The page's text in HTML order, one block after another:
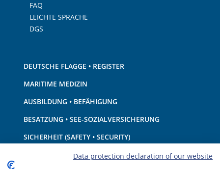
FAQ
LEICHTE SPRACHE
DGS
DEUTSCHE FLAGGE • REGISTER
MARITIME MEDIZIN
AUSBILDUNG • BEFÄHIGUNG
BESATZUNG • SEE-SOZIALVERSICHERUNG
SICHERHEIT (SAFETY • SECURITY)
SCHIFF • AUSRÜSTUNGData protection declaration of our website